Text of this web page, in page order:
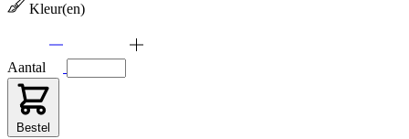
Kleur(en)
Aantal
Bestel